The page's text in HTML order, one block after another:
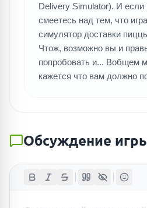
Delivery Simulator). И
смеетесь над тем, что
симулятор доставки
Чтож, возможно вы и
попробовать и... Вобщем
кажется что вам должно
Обсуждение